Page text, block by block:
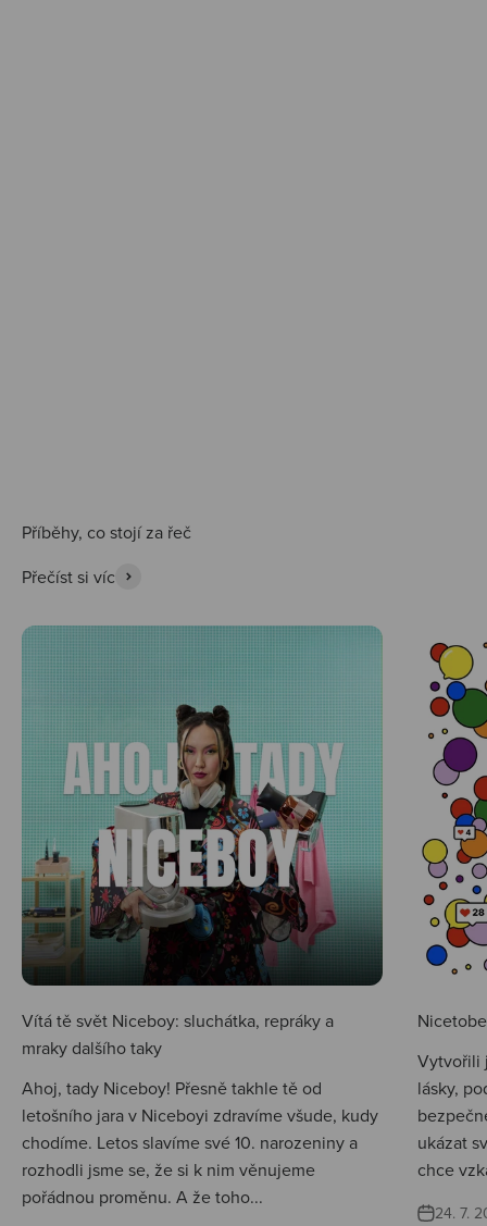
Přečíst si víc
Vítá tě svět Niceboy: sluchátka, repráky a
mraky dalšího taky
Ahoj, tady Niceboy! Přesně takhle tě od
letošního jara v Niceboyi zdravíme všude, kudy
chodíme. Letos slavíme své 10. narozeniny a
rozhodli jsme se, že si k nim věnujeme
pořádnou proměnu. A že toho...
Vytvořili
lásky,
ukázat
chce
24. 7.